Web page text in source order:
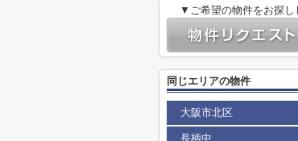
▼ご希望の物件をお探し
同じエリアの物件
大阪市北区
長柄中